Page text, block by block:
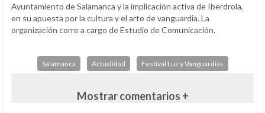
Ayuntamiento de Salamanca y la implicación activa de Iberdrola,
en su apuesta por la cultura y el arte de vanguardia. La
organización corre a cargo de Estudio de Comunicación.
Salamanca Actualidad Festival Luz y Vanguardias
Mostrar comentarios +